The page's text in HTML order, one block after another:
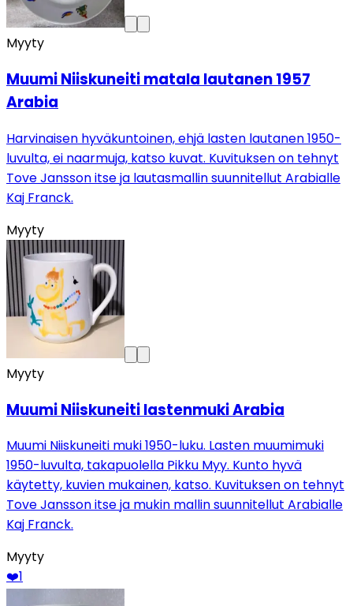
Myyty
Muumi Niiskuneiti matala lautanen 1957
Arabia
Harvinaisen hyväkuntoinen, ehjä lasten lautanen 1950-
luvulta, ei naarmuja, katso kuvat. Kuvituksen on tehnyt
Tove Jansson itse ja lautasmallin suunnitellut Arabialle
Kaj Franck.
Myyty
Myyty
Muumi Niiskuneiti lastenmuki Arabia
Muumi Niiskuneiti muki 1950-luku. Lasten muumimuki
1950-luvulta, takapuolella Pikku Myy. Kunto hyvä
käytetty, kuvien mukainen, katso. Kuvituksen on tehnyt
Tove Jansson itse ja mukin mallin suunnitellut Arabialle
Kaj Franck.
Myyty
❤️1